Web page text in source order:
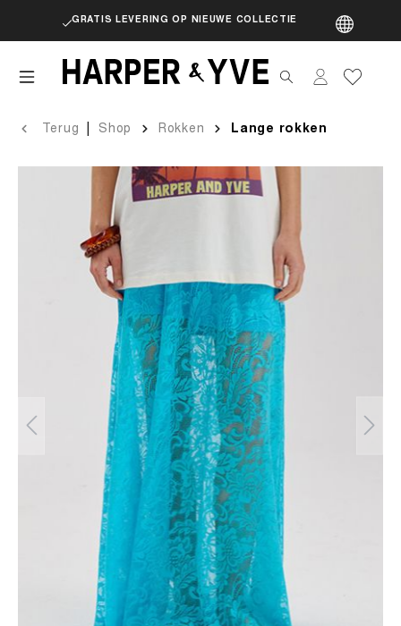
GRATIS LEVERING OP NIEUWE COLLECTIE
Terug Shop Rokken Lange rokken